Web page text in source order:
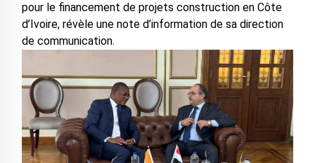
pour le financement de projets construction en Côte
d’Ivoire, révèle une note d’information de sa direction
de communication.